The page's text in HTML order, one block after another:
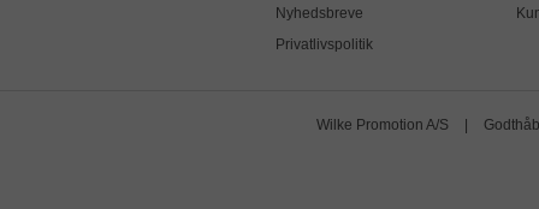
Nyhedsbreve
Privatlivspolitik
Wilke Promotion A/S